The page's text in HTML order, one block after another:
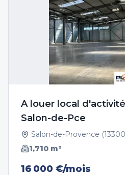
A louer local
Salon-de-Pce
Salon-de-Provence (13300
1,710 m²
16 000 €/mois